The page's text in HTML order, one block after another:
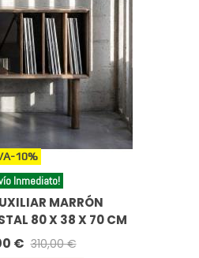
-10%
Inmediato!
MARRÓN
80 X 38 X 70 CM
€ 310,00 €